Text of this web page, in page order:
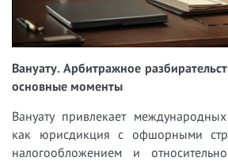
Вануату. Арбитражное
основные моменты
Вануату привлекает
как юрисдикция с офшорными
налогообложением и